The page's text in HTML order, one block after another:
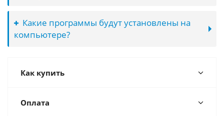
Какие программы будут установлены на
компьютере?
Как купить
Оплата